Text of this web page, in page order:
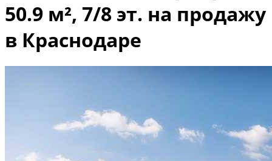
50.9 м², 7/8 эт. на продажу
в Краснодаре